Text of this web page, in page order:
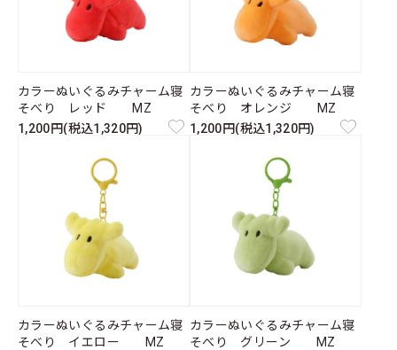
カラーぬいぐるみチャーム寝
そべり レッド MZ
1,200円(税込1,320円)
カラーぬいぐるみチャーム寝
そべり オレンジ MZ
1,200円(税込1,320円)
カラーぬいぐるみチャーム寝
そべり イエロー MZ
カラーぬいぐるみチャーム寝
そべり グリーン MZ